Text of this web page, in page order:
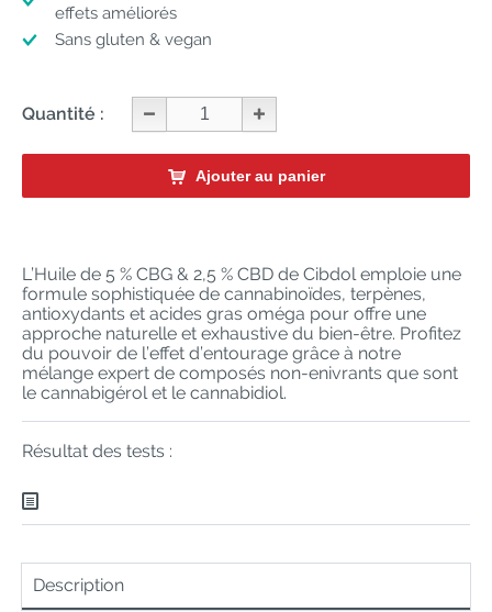
effets améliorés
Sans gluten & vegan
Quantité :
Ajouter au panier
L’Huile de 5 % CBG & 2,5 % CBD de Cibdol emploie une
formule sophistiquée de cannabinoïdes, terpènes,
antioxydants et acides gras oméga pour offre une
approche naturelle et exhaustive du bien-être. Profitez
du pouvoir de l’effet d’entourage grâce à notre
mélange expert de composés non-enivrants que sont
le cannabigérol et le cannabidiol.
Résultat des tests :
Description